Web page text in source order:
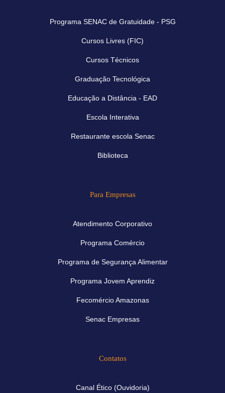
Programa SENAC de Gratuidade - PSG
Cursos Livres (FIC)
Cursos Técnicos
Graduação Tecnológica
Educação a Distância - EAD
Escola Interativa
Restaurante escola Senac
Biblioteca
Para Empresas
Atendimento Corporativo
Programa Comércio
Programa de Segurança Alimentar
Programa Jovem Aprendiz
Fecomércio Amazonas
Senac Empresas
Contatos
Canal Ético (Ouvidoria)